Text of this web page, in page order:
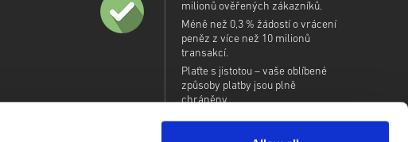
milionů ověřených zákazníků.
Méně než 0,3 % žádostí o vrácení
peněz z více než 10 milionů
transakcí.
Plaťte s jistotou – vaše oblíbené
způsoby platby jsou plně
chráněny.